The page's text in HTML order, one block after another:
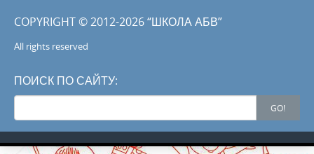
COPYRIGHT © 2012-2026 “ШКОЛА АБВ”
All rights reserved
ПОИСК ПО САЙТУ:
Search
for:
GO!